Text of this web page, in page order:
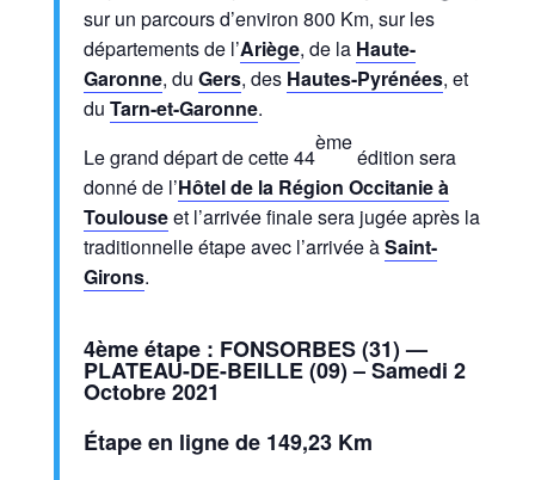
sur un parcours d’environ 800 Km, sur les
départements de l’Ariège, de la Haute-
Garonne, du Gers, des Hautes-Pyrénées, et
du Tarn-et-Garonne.
Le grand départ de cette 44
ème
édition sera
donné de l’Hôtel de la Région Occitanie à
Toulouseet l’arrivée finale sera jugée après la
traditionnelle étape avec l’arrivée àSaint-
Girons.
4ème étape : FONSORBES (31) —
PLATEAU-DE-BEILLE (09) – Samedi 2
Octobre 2021
Étape en ligne de 149,23 Km